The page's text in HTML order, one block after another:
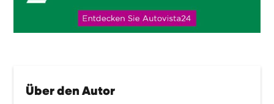
Über den Autor